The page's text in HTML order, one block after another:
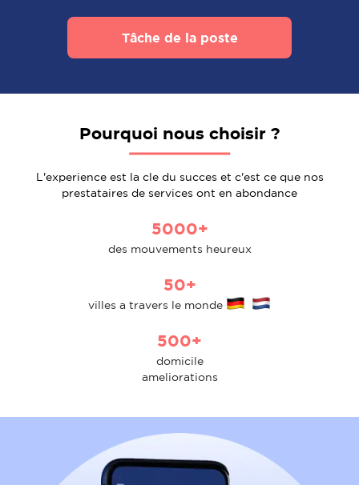
Tâche de la poste
Pourquoi nous choisir ?
L'experience est la cle du succes et c'est ce que nos
prestataires de services ont en abondance
5000+
des mouvements heureux
50+
villes a travers le monde
500+
domicile
ameliorations